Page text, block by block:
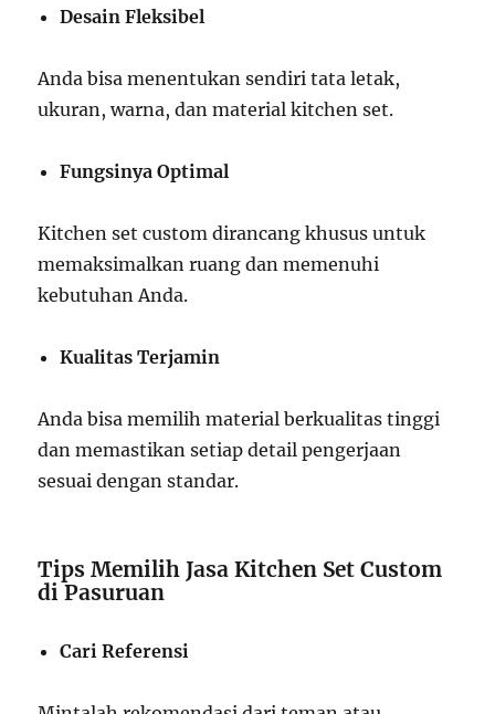
Desain Fleksibel
Anda bisa menentukan sendiri tata letak,
ukuran, warna, dan material kitchen set.
Fungsinya Optimal
Kitchen set custom dirancang khusus untuk
memaksimalkan ruang dan memenuhi
kebutuhan Anda.
Kualitas Terjamin
Anda bisa memilih material berkualitas tinggi
dan memastikan setiap detail pengerjaan
sesuai dengan standar.
Tips Memilih Jasa Kitchen Set Custom
di Pasuruan
Cari Referensi